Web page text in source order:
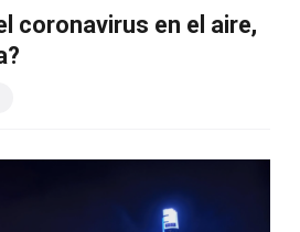
coronavirus en el aire,